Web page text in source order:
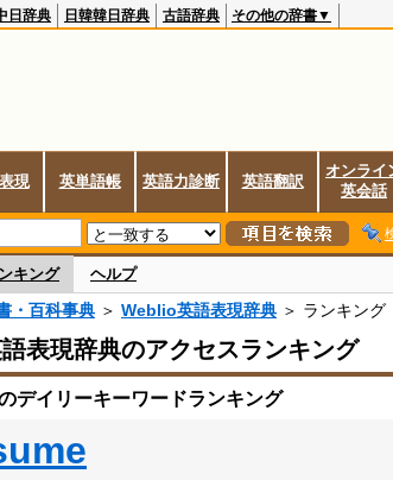
日辞典 日韓韓日辞典 古語辞典 その他の辞書▼
現 英単語帳 英語力診断 英語翻訳
オンライ
英会話
キング ヘルプ
・百科事典 ＞ Weblio英語表現辞典 ＞ ランキング
表現辞典のアクセスランキング
デイリーキーワードランキング